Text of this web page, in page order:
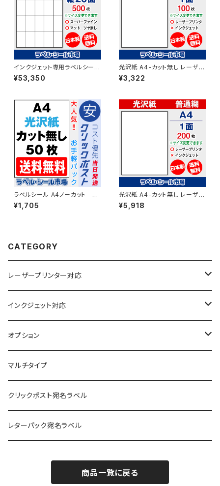
インクジェット専用ラベルシール
マットコートA4-縦20面 500枚
スーパーファイン T5Y4iA
¥53,350
光沢紙 A4-カット無し レーザー
プリンター用ラベルシール 100
枚 T1Y1C-1【日本製】
¥3,322
ラベルシール A4ノーカット レ
ーザープリンター専用 光沢
紙 50枚 クリックポスト版
¥1,705
光沢紙 A4-カット無し レーザー
プリンター用ラベルシール 200
枚 T1Y1C-2【日本製】
¥5,918
CATEGORY
レーザープリンター対応
上質紙
アート紙
光沢紙
耐水フィルム
訂正用
インクジェット対応
コート紙
光沢紙
和紙
フィルム
オプション
簡易印刷
マルチタイプ
クリックポスト宛名ラベル
レターパック宛名ラベル
商品一覧に戻る